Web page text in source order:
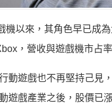
機以來，其角色早已成
，營收與遊戲機市占
動遊戲也不再堅持己見
遊戲產業之後，股價已